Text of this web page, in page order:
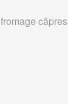
câpres